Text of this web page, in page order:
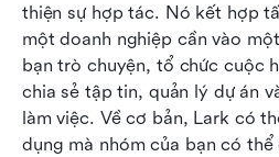
thiện sự hợp tác. Nó kết hợp
một doanh nghiệp cần vào
bạn trò chuyện, tổ chức cuộc
chia sẻ tập tin, quản lý dự án
làm việc. Về cơ bản, Lark có
dụng mà nhóm của bạn có